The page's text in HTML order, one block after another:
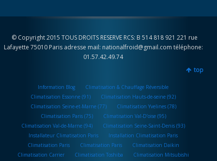
© Copyright 2015 TOUS DROITS RESERVE RCS: B 514 818 921 221 rue
Lafayette 75010 Paris adresse mail: nationalfroid@gmail.com téléphone:
01.57.42.49.74
top
Information Blog
Climatisation & Chauffage Réversible
Climatisation Essonne (91)
Climatisation Hauts-de-seine (92)
Climatisation Seine-et-Marne (77)
Climatisation Yvelines (78)
Climatisation Paris (75)
Climatisation Val-D’oise (95)
Climatisation Val-de-Marne (94)
Climatisation Seine-Saint-Denis (93)
Installateur Climatisation Paris
Installation Climatisation Paris
Climatisation Paris
Climatisation Paris
Climatisation Daikin
Climatisation Carrier
Climatisation Toshiba
Climatisation Mitsubishi